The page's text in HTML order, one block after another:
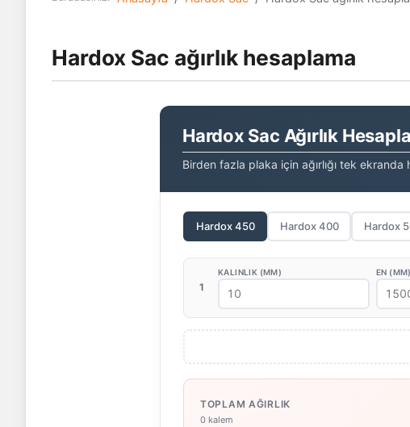
Hardox Sac ağırlık hesaplama
Hardox Sac Ağırlık
Birden fazla plaka için ağırlığı tek
Hardox 450 Hardox 400 Hardox
1
KALINLIK (MM) EN (MM)
TOPLAM AĞIRLIK
0 kalem